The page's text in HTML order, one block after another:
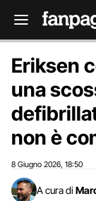
Eriksen
una
non è
8 Giugno 2026 18:50
A cura di